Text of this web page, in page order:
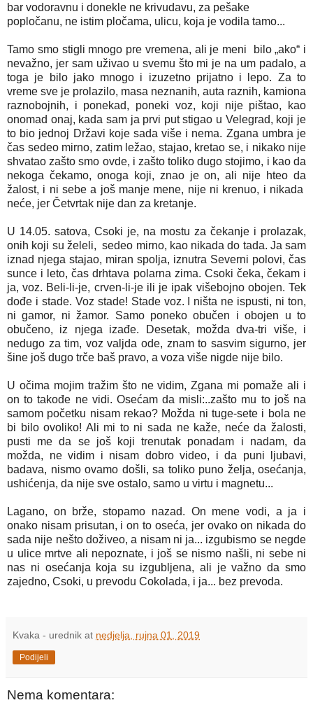
bar vodoravnu i donekle ne krivudavu, za pešake
popločanu, ne istim pločama, ulicu, koja je vodila tamo...
Tamo smo stigli mnogo pre vremena, ali je meni bilo „ako“ i
nevažno, jer sam uživao u svemu što mi je na um padalo, a
toga je bilo jako mnogo i izuzetno prijatno i lepo. Za to
vreme sve je prolazilo, masa neznanih, auta raznih, kamiona
raznobojnih, i ponekad, poneki voz, koji nije pištao, kao
onomad onaj, kada sam ja prvi put stigao u Velegrad, koji je
to bio jednoj Državi koje sada više i nema. Zgana umbra je
čas sedeo mirno, zatim ležao, stajao, kretao se, i nikako nije
shvatao zašto smo ovde, i zašto toliko dugo stojimo, i kao da
nekoga čekamo, onoga koji, znao je on, ali nije hteo da
žalost, i ni sebe a još manje mene, nije ni krenuo, i nikada
neće, jer Četvrtak nije dan za kretanje.
U 14.05. satova, Csoki je, na mostu za čekanje i prolazak,
onih koji su želeli, sedeo mirno, kao nikada do tada. Ja sam
iznad njega stajao, miran spolja, iznutra Severni polovi, čas
sunce i leto, čas drhtava polarna zima. Csoki čeka, čekam i
ja, voz. Beli-li-je, crven-li-je ili je ipak višebojno obojen. Tek
dođe i stade. Voz stade! Stade voz. I ništa ne ispusti, ni ton,
ni gamor, ni žamor. Samo poneko obučen i obojen u to
obučeno, iz njega izađe. Desetak, možda dva-tri više, i
nedugo za tim, voz valjda ode, znam to sasvim sigurno, jer
šine još dugo trče baš pravo, a voza više nigde nije bilo.
U očima mojim tražim što ne vidim, Zgana mi pomaže ali i
on to takođe ne vidi. Osećam da misli:..zašto mu to još na
samom početku nisam rekao? Možda ni tuge-sete i bola ne
bi bilo ovoliko! Ali mi to ni sada ne kaže, neće da žalosti,
pusti me da se još koji trenutak ponadam i nadam, da
možda, ne vidim i nisam dobro video, i da puni ljubavi,
badava, nismo ovamo došli, sa toliko puno želja, osećanja,
ushićenja, da nije sve ostalo, samo u virtu i magnetu...
Lagano, on brže, stopamo nazad. On mene vodi, a ja i
onako nisam prisutan, i on to oseća, jer ovako on nikada do
sada nije nešto doživeo, a nisam ni ja... izgubismo se negde
u ulice mrtve ali nepoznate, i još se nismo našli, ni sebe ni
nas ni osećanja koja su izgubljena, ali je važno da smo
zajedno, Csoki, u prevodu Cokolada, i ja... bez prevoda.
Kvaka - urednik at nedjelja, rujna 01, 2019
Podijeli
Nema komentara: